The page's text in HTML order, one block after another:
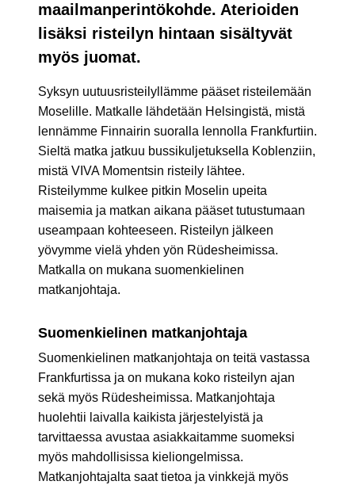
maailmanperintökohde. Aterioiden
lisäksi risteilyn hintaan sisältyvät
myös juomat.
Syksyn uutuusristeilyllämme pääset risteilemään
Moselille. Matkalle lähdetään Helsingistä, mistä
lennämme Finnairin suoralla lennolla Frankfurtiin.
Sieltä matka jatkuu bussikuljetuksella Koblenziin,
mistä VIVA Momentsin risteily lähtee.
Risteilymme kulkee pitkin Moselin upeita
maisemia ja matkan aikana pääset tutustumaan
useampaan kohteeseen. Risteilyn jälkeen
yövymme vielä yhden yön Rüdesheimissa.
Matkalla on mukana suomenkielinen
matkanjohtaja.
Suomenkielinen matkanjohtaja
Suomenkielinen matkanjohtaja on teitä vastassa
Frankfurtissa ja on mukana koko risteilyn ajan
sekä myös Rüdesheimissa. Matkanjohtaja
huolehtii laivalla kaikista järjestelyistä ja
tarvittaessa avustaa asiakkaitamme suomeksi
myös mahdollisissa kieliongelmissa.
Matkanjohtajalta saat tietoa ja vinkkejä myös